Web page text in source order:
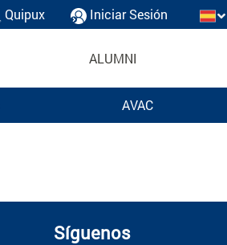
Quipux Iniciar Sesión
ALUMNI
AVAC
Síguenos